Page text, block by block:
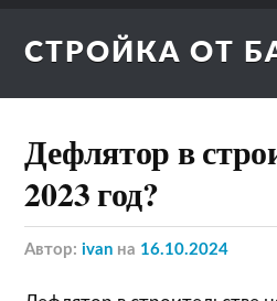
СТРОЙКА ОТ
Дефлятор в
2023 год?
Автор:ivan на 16.10.2024